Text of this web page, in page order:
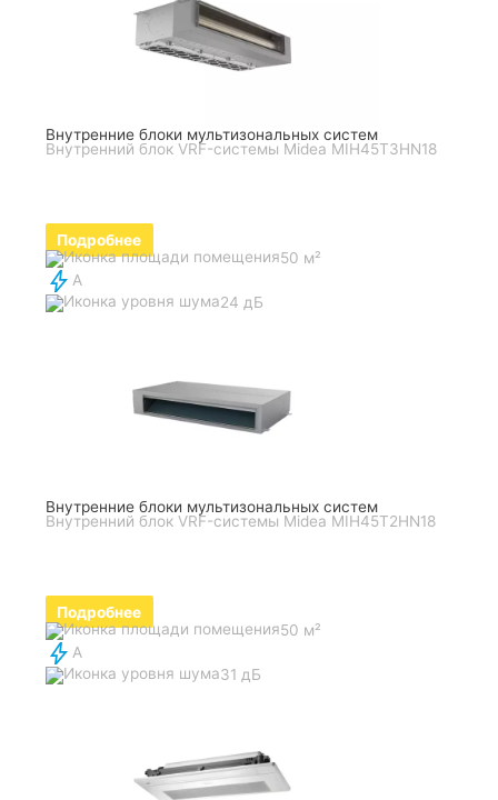
Внутренние блоки мультизональных систем
Внутренний блок VRF-системы Midea MIH45T3HN18
Подробнее
50 м²
A
24 дБ
Внутренние блоки мультизональных систем
Внутренний блок VRF-системы Midea MIH45T2HN18
Подробнее
50 м²
A
31 дБ